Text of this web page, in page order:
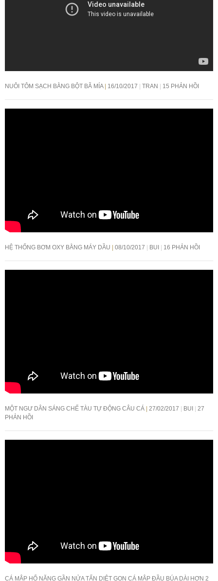
NUÔI TÔM SẠCH BẰNG BỘT BÃ MÍA 16/10/2017 TRAN 15 PHẢN HỒI
HỆ THỐNG BƠM OXY BẰNG MÁY DẦU 08/10/2017 BUI 16 PHẢN HỒI
MỘT NGƯ DÂN SÁNG CHẾ TÀU TỰ ĐỘNG CÂU CÁ 27/02/2017 BUI
27
PHẢN HỒI
CÁ MẬP HỔ NẶNG GẦN NỬA TẤN DIỆT GỌN CÁ MẬP ĐẦU BÚA DÀI HƠN 2